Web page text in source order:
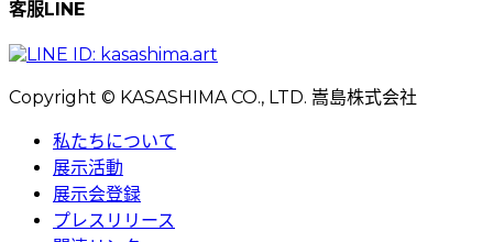
客服LINE
Copyright © KASASHIMA CO., LTD. 嵩島株式会社
私たちについて
展示活動
展示会登録
プレスリリース